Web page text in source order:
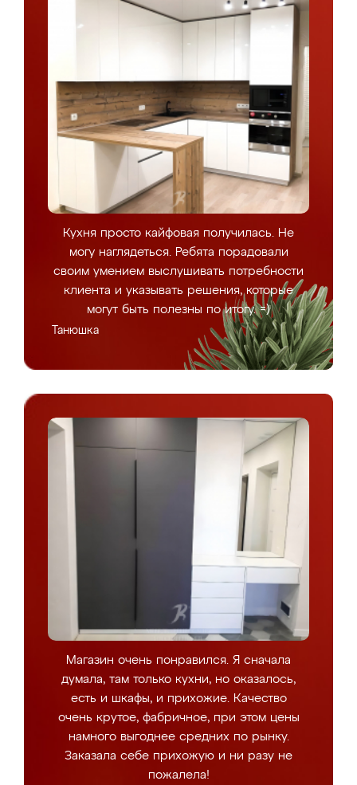
Кухня просто кайфовая получилась. Не
могу наглядеться. Ребята порадовали
своим умением выслушивать потребности
клиента и указывать решения, которые
могут быть полезны по итогу. =)
Танюшка
Магазин очень понравился. Я сначала
думала, там только кухни, но оказалось,
есть и шкафы, и прихожие. Качество
очень крутое, фабричное, при этом цены
намного выгоднее средних по рынку.
Заказала себе прихожую и ни разу не
пожалела!